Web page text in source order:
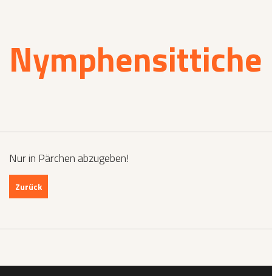
Nymphensittiche
Nur in Pärchen abzugeben!
Zurück